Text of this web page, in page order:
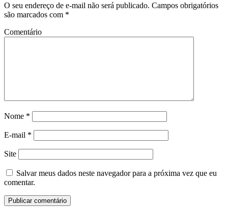
O seu endereço de e-mail não será publicado. Campos obrigatórios
são marcados com *
Comentário
Nome *
E-mail *
Site
Salvar meus dados neste navegador para a próxima vez que eu
comentar.